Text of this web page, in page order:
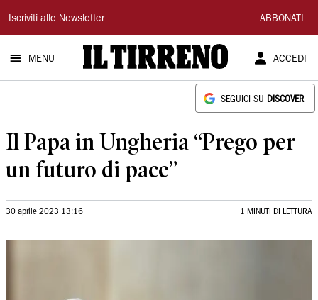
Il
Tirreno
Iscriviti alle Newsletter ABBONATI
MENU ACCEDI
SEGUICI SU DISCOVER
Il Papa in Ungheria “Prego per
un futuro di pace”
30 aprile 2023 13:16 1 MINUTI DI LETTURA